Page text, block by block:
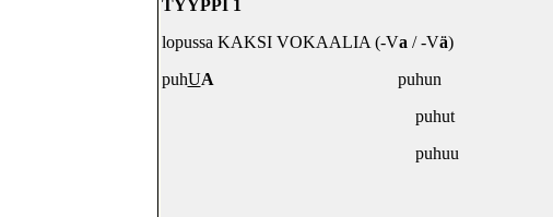
TYYPPI 1
lopussa KAKSI VOKAALIA (-Va / -Vä)
puhUA puhun
puhut
puhuu